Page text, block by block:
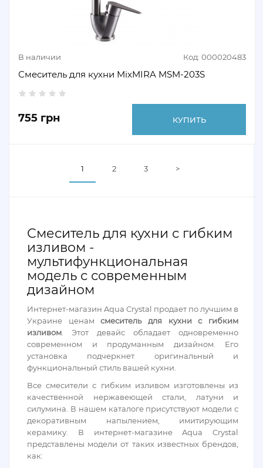
В наличии Код: 000020483
Смеситель для кухни MixMIRA MSM-203S
755 грн КУПИТЬ
1 2 3 >
Смеситель для кухни с гибким
изливом -
мультифункциональная
модель с современным
дизайном
Интернет-магазин Aqua Crystal продает по лучшим в
Украине ценамсмеситель для кухни с гибким
изливом . Этот девайс обладает одновременно
современном и продуманным дизайном. Его
установка подчеркнет оригинальный и
функциональный стиль вашей кухни.
Все смесители с гибким изливом изготовлены из
качественной нержавеющей стали, латуни и
силумина. В нашем каталоге присутствуют модели с
декоративным напылением, имитирующим
керамику. В интернет-магазине Aqua Crystal
представлены модели от таких известных брендов,
как: